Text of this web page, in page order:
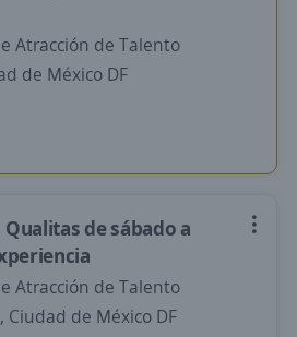
Atracción de Talento
de México DF
de sábado a
Atracción de Talento
Ciudad de México DF